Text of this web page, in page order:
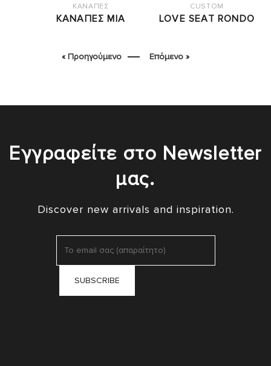
ΚΑΝΑΠΕΣ
ΚΑΝΑΠΕΣ MIA
CUSTOM
LOVE SEAT RONDO
« Προηγούμενο Επόμενο »
Εγγραφείτε στο Newsletter
μας.
Discover new arrivals and inspiration.